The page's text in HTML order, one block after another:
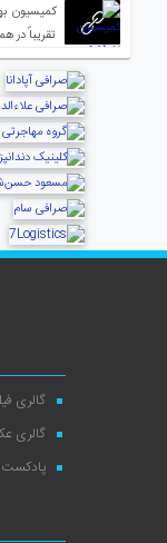
کمیسیون
تقریباً در
گالری
گالری
پادکست